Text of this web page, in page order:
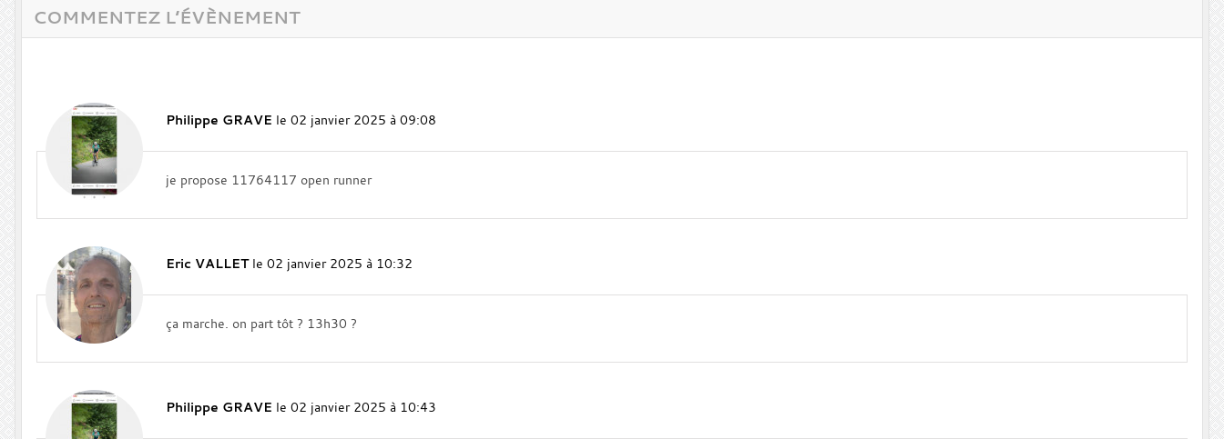
COMMENTEZ L’ÉVÈNEMENT
Philippe GRAVE le 02 janvier 2025 à 09:08
je propose 11764117 open runner
Eric VALLET le 02 janvier 2025 à 10:32
ça marche. on part tôt ? 13h30 ?
Philippe GRAVE le 02 janvier 2025 à 10:43